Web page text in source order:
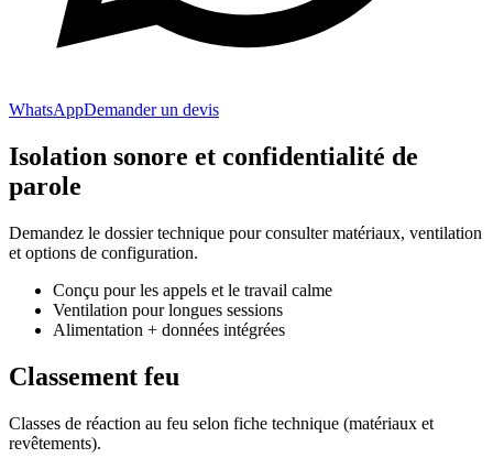
WhatsAppDemander un devis
Isolation sonore et confidentialité de
parole
Demandez le dossier technique pour consulter matériaux, ventilation
et options de configuration.
Conçu pour les appels et le travail calme
Ventilation pour longues sessions
Alimentation + données intégrées
Classement feu
Classes de réaction au feu selon fiche technique (matériaux et
revêtements).